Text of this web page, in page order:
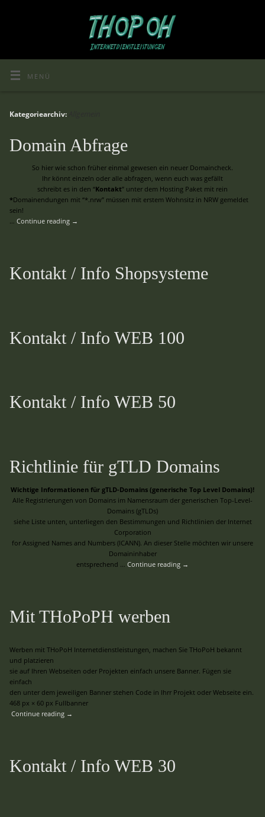
MENÜ
Kategoriearchiv:
Domain Abfrage
So hier wie schon früher einmal gewesen ein neuer Domaincheck.
Ihr könnt einzeln oder alle abfragen, wenn euch was gefällt
schreibt es in den “Kontakt” unter dem Hosting Paket mit rein
*Domainendungen mit “*.nrw” müssen mit erstem Wohnsitz in NRW gemeldet
sein!
…Continue reading →
Kontakt / Info Shopsysteme
Kontakt / Info WEB 100
Kontakt / Info WEB 50
Richtlinie für gTLD Domains
Wichtige Informationen für gTLD-Domains (generische Top Level Domains)!
Alle Registrierungen von Domains im Namensraum der generischen Top-Level-
Domains (gTLDs)
siehe Liste unten, unterliegen den Bestimmungen und Richtlinien der Internet
Corporation
for Assigned Names and Numbers (ICANN). An dieser Stelle möchten wir unsere
Domaininhaber
entsprechend … Continue reading →
Mit THoPoPH werben
Werben mit THoPoH Internetdienstleistungen, machen Sie THoPoH bekannt
und platzieren
sie auf Ihren Webseiten oder Projekten einfach unsere Banner. Fügen sie
einfach
den unter dem jeweiligen Banner stehen Code in Ihrr Projekt oder Webseite ein.
468 px × 60 px Fullbanner
Continue reading →
Kontakt / Info WEB 30